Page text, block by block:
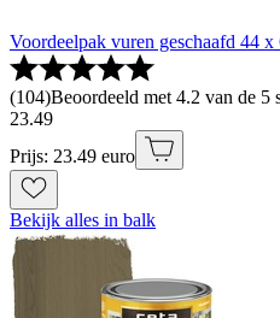
Voordeelpak vuren geschaafd 44
(104)Beoordeeld met 4.2 van de 5
23.49
Prijs: 23.49 euro
Bekijk alles in balk